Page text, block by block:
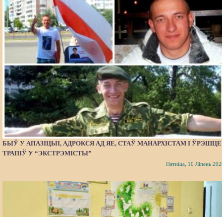
БЫЎ У АПАЗІЦЫІ, АДРОКСЯ АД ЯЕ, СТАЎ МАНАРХІСТАМ І ЎРЭШЦЕ
ТРАПІЎ У “ЭКСТРЭМІСТЫ”
Пятніца, 10 Ліпень